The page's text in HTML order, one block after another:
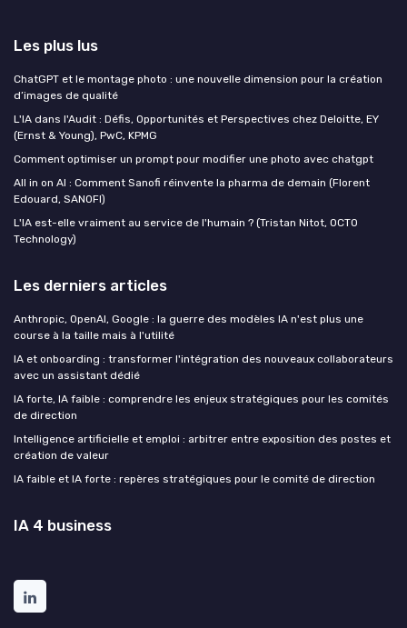
Les plus lus
ChatGPT et le montage photo : une nouvelle dimension pour la création
d’images de qualité
L'IA dans l'Audit : Défis, Opportunités et Perspectives chez Deloitte, EY
(Ernst & Young), PwC, KPMG
Comment optimiser un prompt pour modifier une photo avec chatgpt
All in on AI : Comment Sanofi réinvente la pharma de demain (Florent
Edouard, SANOFI)
L'IA est-elle vraiment au service de l'humain ? (Tristan Nitot, OCTO
Technology)
Les derniers articles
Anthropic, OpenAI, Google : la guerre des modèles IA n'est plus une
course à la taille mais à l'utilité
IA et onboarding : transformer l'intégration des nouveaux collaborateurs
avec un assistant dédié
IA forte, IA faible : comprendre les enjeux stratégiques pour les comités
de direction
Intelligence artificielle et emploi : arbitrer entre exposition des postes et
création de valeur
IA faible et IA forte : repères stratégiques pour le comité de direction
IA 4 business